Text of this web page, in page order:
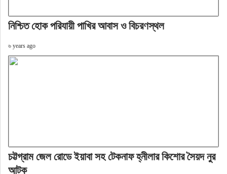
নিশ্চিত হোক পরিযায়ী পাখির আবাস ও বিচরণস্থল
৬ years ago
চট্টগ্রাম জেল রোডে ইয়াবা সহ টেকনাফ হ্নীলার কিশোর সৈয়দ নুর
আটক